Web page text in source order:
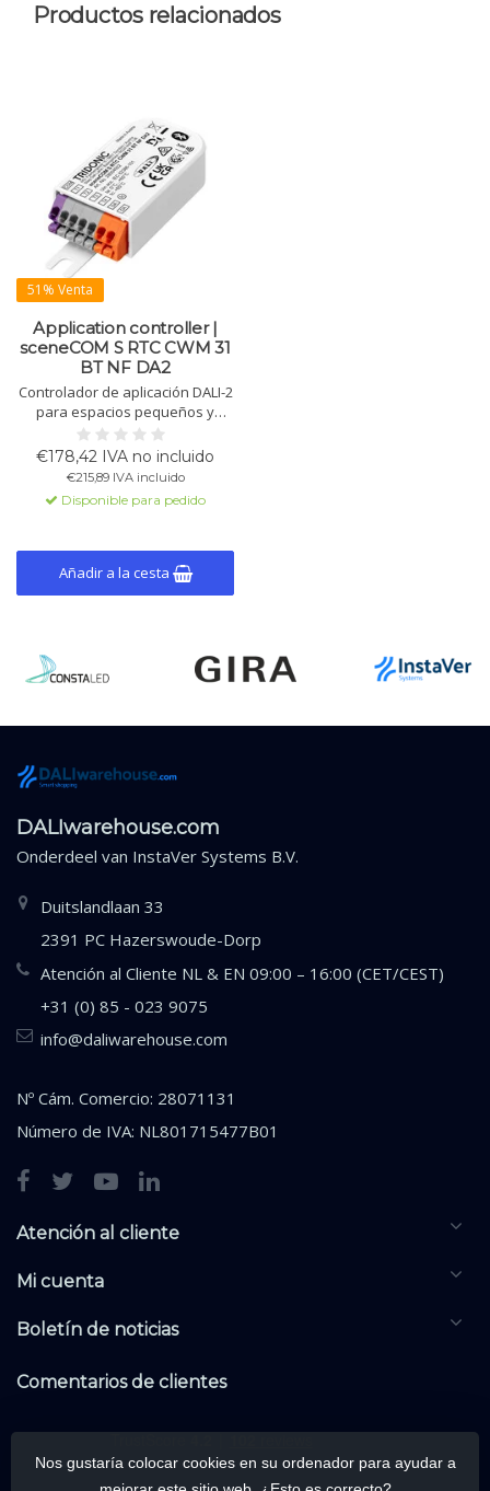
Productos relacionados
51% Venta
Application controller |
sceneCOM S RTC CWM 31
BT NF DA2
Controlador de aplicación DALI-2
para espacios pequeños y
medianos, fácil de integrar.
Compatible con Tridonic y otros
dispositivos DALI/DALI-2.
Actualizaciones de firmware por
Bluetooth. 4 entradas para
línea DALI. Compact
€178,42 IVA no incluido
€215,89 IVA incluido
Disponible para pedido
Añadir a la cesta
DALIwarehouse.com
Onderdeel van InstaVer Systems B.V.
Duitslandlaan 33
2391 PC Hazerswoude-Dorp
Atención al Cliente NL & EN 09:00 – 16:00 (CET/CEST)
+31 (0) 85 - 023 9075
info@daliwarehouse.com
Nº Cám. Comercio: 28071131
Número de IVA: NL801715477B01
Atención al cliente
Mi cuenta
Boletín de noticias
Comentarios de clientes
Nos gustaría colocar cookies en su ordenador para ayudar a